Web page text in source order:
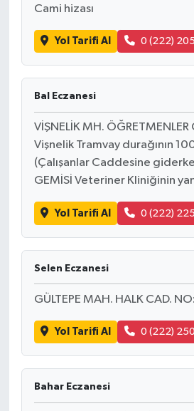
Cami hizası
Yol Tarifi Al 0 (222)
Bal Eczanesi
VİŞNELİK MH.
Vişnelik Tramvay durağının
(Çalışanlar Caddesine
GEMİSİ Veteriner Kliniğinin
Yol Tarifi Al 0 (222)
Selen Eczanesi
GÜLTEPE MAH. HALK CAD.
Yol Tarifi Al 0 (222)
Bahar Eczanesi